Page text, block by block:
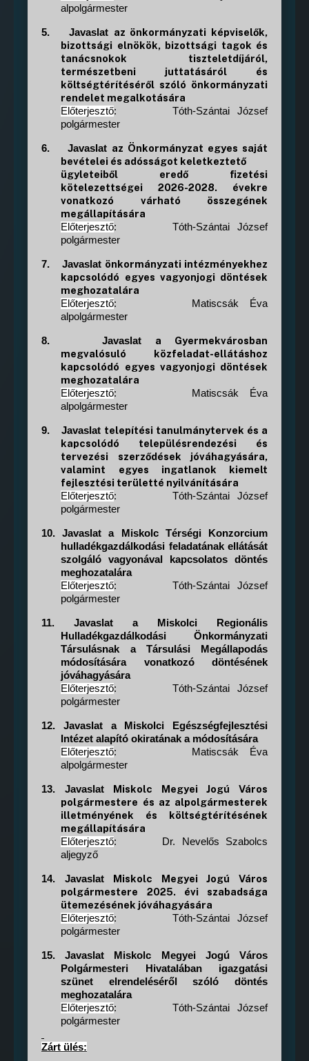
alpolgármester
5. Javaslat az önkormányzati képviselők,
bizottsági elnökök, bizottsági tagok és
tanácsnokok tiszteletdíjáról,
természetbeni juttatásáról és
költségtérítéséről szóló önkormányzati
rendelet megalkotására
Előterjesztő:
Tóth-Szántai József
polgármester
6. Javaslat az Önkormányzat egyes saját
bevételei és adósságot keletkeztető
ügyleteiből eredő fizetési
kötelezettségei 2026-2028. évekre
vonatkozó várható összegének
megállapítására
Előterjesztő:
Tóth-Szántai József
polgármester
7. Javaslat önkormányzati intézményekhez
kapcsolódó egyes vagyonjogi döntések
meghozatalára
Előterjesztő:
Matiscsák Éva
alpolgármester
8. Javaslat a Gyermekvárosban
megvalósuló közfeladat-ellátáshoz
kapcsolódó egyes vagyonjogi döntések
meghozatalára
Előterjesztő:
Matiscsák Éva
alpolgármester
9. Javaslat telepítési tanulmánytervek és a
kapcsolódó településrendezési és
tervezési szerződések jóváhagyására,
valamint egyes ingatlanok kiemelt
fejlesztési területté nyilvánítására
Előterjesztő:
Tóth-Szántai József
polgármester
10.Javaslat a Miskolc Térségi Konzorcium
hulladékgazdálkodási feladatának ellátását
szolgáló vagyonával kapcsolatos döntés
meghozatalára
Előterjesztő:
Tóth-Szántai József
polgármester
11. Javaslat a Miskolci Regionális
Hulladékgazdálkodási Önkormányzati
Társulásnak a Társulási Megállapodás
módosítására vonatkozó döntésének
jóváhagyására
Előterjesztő:
Tóth-Szántai József
polgármester
12. Javaslat a Miskolci Egészségfejlesztési
Intézet alapító okiratának a módosítására
Előterjesztő:
Matiscsák Éva
alpolgármester
13. Javaslat Miskolc Megyei Jogú Város
polgármestere és az alpolgármesterek
illetményének és költségtérítésének
megállapítására
Előterjesztő:
Dr. Nevelős Szabolcs
aljegyző
14. Javaslat Miskolc Megyei Jogú Város
polgármestere 2025. évi szabadsága
ütemezésének jóváhagyására
Előterjesztő:
Tóth-Szántai József
polgármester
15.Javaslat Miskolc Megyei Jogú Város
Polgármesteri Hivatalában igazgatási
szünet elrendeléséről szóló döntés
meghozatalára
Előterjesztő:
Tóth-Szántai József
polgármester
Zárt ülés: